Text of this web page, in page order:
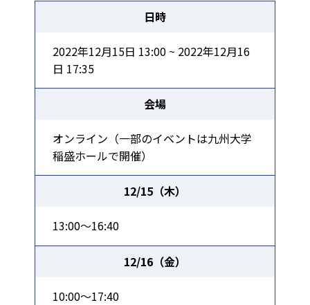
日時
2022年12月15日 13:00 ~ 2022年12月16
日 17:35
会場
オンライン（一部のイベントは九州大学
稲盛ホールで開催）
12/15（木）
13:00～16:40
12/16（金）
10:00～17:40